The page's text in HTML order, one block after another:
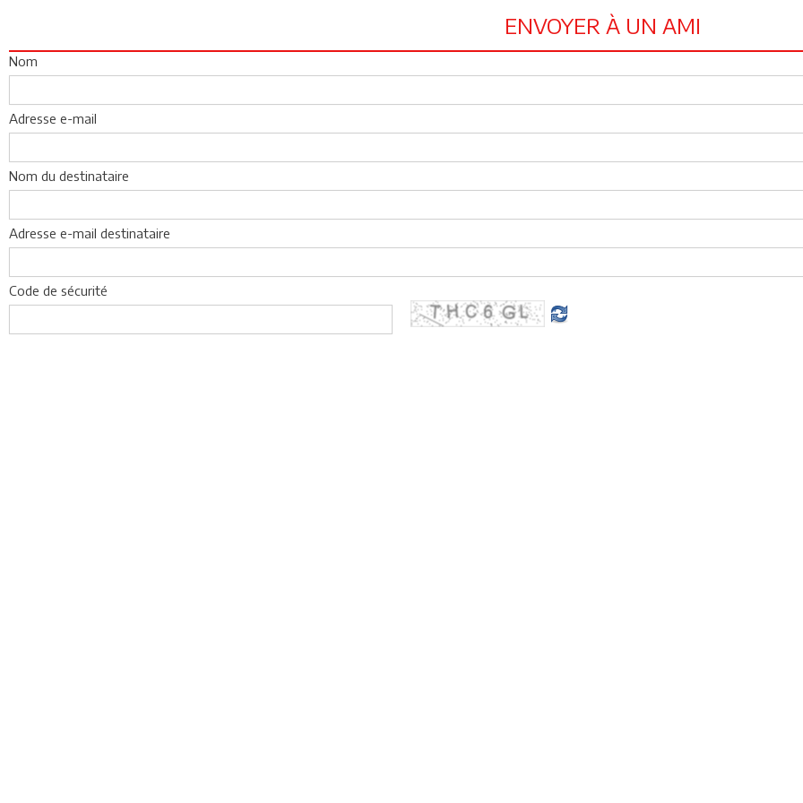
ENVOYER À UN AMI
Nom
Adresse e-mail
Nom du destinataire
Adresse e-mail destinataire
Code de sécurité